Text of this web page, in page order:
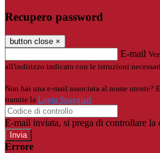
Recupero password
button close ×
E-mail
all'indirizzo indicato con le istruzioni
Non hai una e-mail associata al nome utente?
tramite la Login Spaggiari
E-mail inviata, si prega di controllare la
Errore